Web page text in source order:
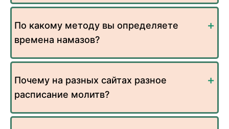
По какому методу вы определяете
времена намазов?
Почему на разных сайтах разное
расписание молитв?